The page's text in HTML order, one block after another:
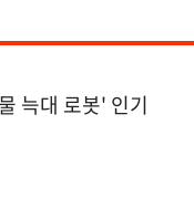
늑대 로봇' 인기